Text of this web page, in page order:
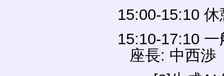
15:00-15:10 休
15:10-17:10
座長: 中西渉